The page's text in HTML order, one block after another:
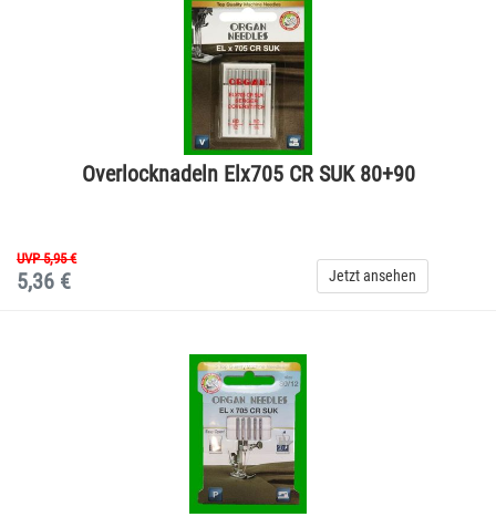
Overlocknadeln Elx705 CR SUK 80+90
UVP 5,95 €
5,36 € Jetzt ansehen